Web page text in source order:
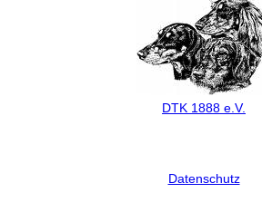
DTK 1888 e.V.
Datenschutz